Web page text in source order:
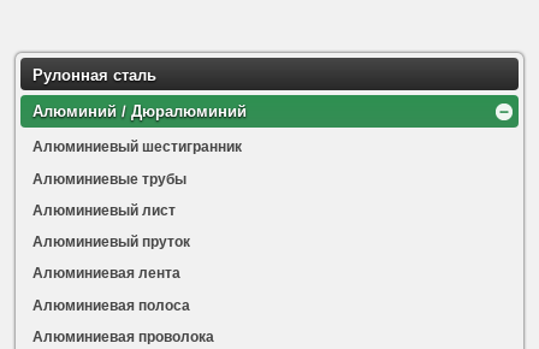
Рулонная сталь
Алюминий / Дюралюминий
Алюминиевый шестигранник
Алюминиевые трубы
Алюминиевый лист
Алюминиевый пруток
Алюминиевая лента
Алюминиевая полоса
Алюминиевая проволока